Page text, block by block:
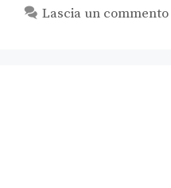
Lascia un commento